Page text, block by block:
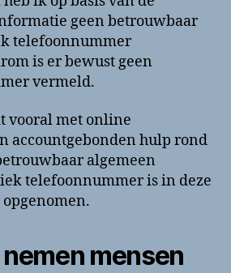
geen betrouwbaar
telefoonnummer
is er bewust geen
vermeld.
vooral met online
accountgebonden hulp rond
algemeen
telefoonnummer is in deze
mensen